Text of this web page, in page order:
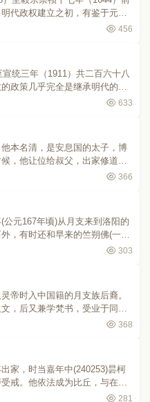
代政权建立之初，有鉴于元代
的佛教各宗派，因此喇嘛教在
456
统三年（1911）共二百六十八
政策几乎完全是继承明代的。
京设立僧录司，所有僧官都经
633
本名清，是安息国的太子，博
，他让位给叔父，出家修道。
地；于汉桓帝建和初年(147)，
366
元167年顷)从月支来到洛阳的
，有时还和早来的竺朔佛(一称
和、中平年间(178189)，比安
303
帝时入中国籍的月支族后裔。
，后又兼学梵书，受业于同族
前那些过分朴质以致隐晦义理
368
家，时当嘉年中(240253)昙柯
戒。他依法成为比丘，与在他
上，后人也将他当作汉土真正
281